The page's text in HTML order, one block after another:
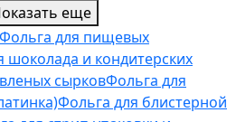
еще
Фольга для пищевых
шоколада и кондитерских
сырковФольга для
Фольга для блистерной